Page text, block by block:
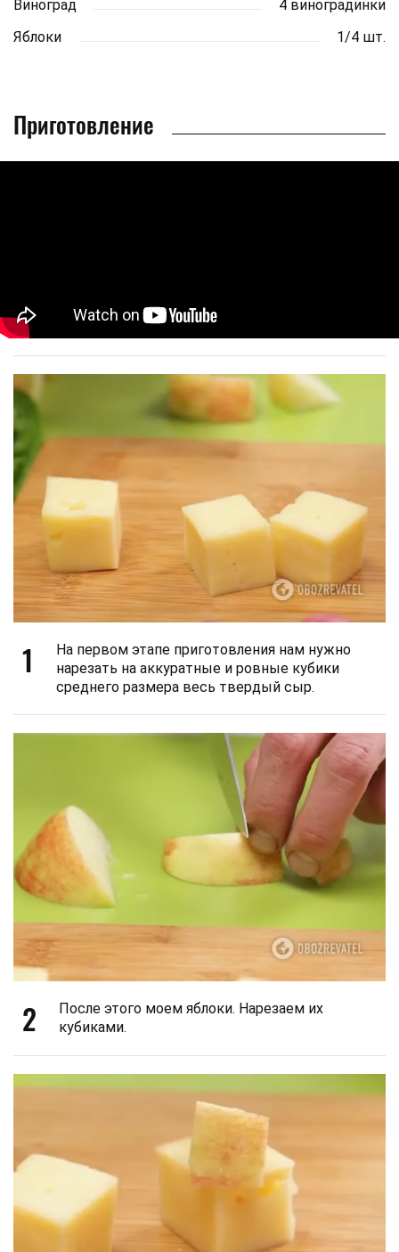
Виноград
4 виноградинки
Яблоки
1/4 шт.
Приготовление
1
На первом этапе приготовления нам нужно
нарезать на аккуратные и ровные кубики
среднего размера весь твердый сыр.
2
После этого моем яблоки. Нарезаем их
кубиками.